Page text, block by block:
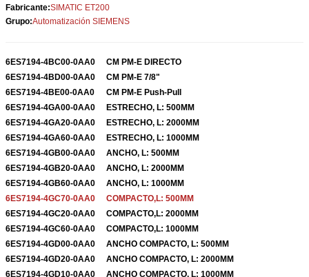
Fabricante:SIMATIC ET200
Grupo:Automatización SIEMENS
6ES7194-4BC00-0AA0
CM PM-E ​​DIRECTO
6ES7194-4BD00-0AA0
CM PM-E ​​7/8"
6ES7194-4BE00-0AA0
CM PM-E ​​Push-Pull
6ES7194-4GA00-0AA0
ESTRECHO, L: 500MM
6ES7194-4GA20-0AA0
ESTRECHO, L: 2000MM
6ES7194-4GA60-0AA0
ESTRECHO, L: 1000MM
6ES7194-4GB00-0AA0
ANCHO, L: 500MM
6ES7194-4GB20-0AA0
ANCHO, L: 2000MM
6ES7194-4GB60-0AA0
ANCHO, L: 1000MM
6ES7194-4GC70-0AA0
COMPACTO,L: 500MM
6ES7194-4GC20-0AA0
COMPACTO,L: 2000MM
6ES7194-4GC60-0AA0
COMPACTO,L: 1000MM
6ES7194-4GD00-0AA0
ANCHO COMPACTO, L: 500MM
6ES7194-4GD20-0AA0
ANCHO COMPACTO, L: 2000MM
6ES7194-4GD10-0AA0
ANCHO COMPACTO, L: 1000MM